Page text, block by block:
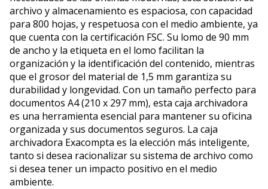
archivo y almacenamiento es espaciosa, con capacidad
para 800 hojas, y respetuosa con el medio ambiente, ya
que cuenta con la certificación FSC. Su lomo de 90 mm
de ancho y la etiqueta en el lomo facilitan la
organización y la identificación del contenido, mientras
que el grosor del material de 1,5 mm garantiza su
durabilidad y longevidad. Con un tamaño perfecto para
documentos A4 (210 x 297 mm), esta caja archivadora
es una herramienta esencial para mantener su oficina
organizada y sus documentos seguros. La caja
archivadora Exacompta es la elección más inteligente,
tanto si desea racionalizar su sistema de archivo como
si desea tener un impacto positivo en el medio
ambiente.